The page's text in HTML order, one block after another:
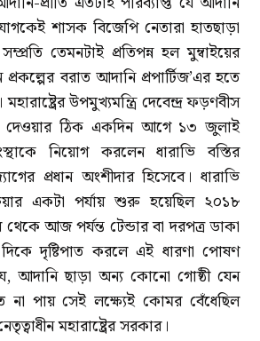
শাসক বিজেপি নেতারা হাতছাড়া
তেমনটাই প্রতিপন্ন হল মুম্বাইয়ের
প্রকল্পের বরাত আদানি প্রপার্টিজ’এর হতে
উপমুখ্যমন্ত্রি দেবেন্দ্র ফড়ণবীস
দেওয়ার ঠিক একদিন আগে ১৩ জুলাই
নিয়োগ করলেন ধারাভি বস্তির
প্রধান অংশীদার হিসেবে। ধারাভি
একটা পর্যায় শুরু হয়েছিল ২০১৮
আজ পর্যন্ত টেন্ডার বা দরপত্র ডাকা
দৃষ্টিপাত করলে এই ধারণা পোষণ
আদানি ছাড়া অন্য কোনো গোষ্ঠী যেন
না পায় সেই লক্ষ্যেই কোমর বেঁধেছিল
মহারাষ্ট্রের সরকার।